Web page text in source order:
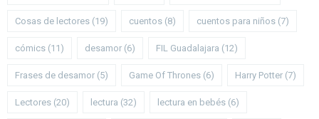
Cosas de lectores (19) cuentos (8) cuentos para niños (7)
cómics (11) desamor (6) FIL Guadalajara (12)
Frases de desamor (5) Game Of Thrones (6) Harry Potter (7)
Lectores (20) lectura (32) lectura en bebés (6)